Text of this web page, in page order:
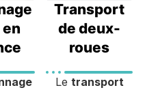
Transport
de deux-
roues
Le transport